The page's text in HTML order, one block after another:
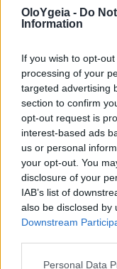
OloYgeia - Do
Information
If you wish to opt-
processing of your
targeted advertising
section to confirm
opt-out request is
interest-based ads
us or personal
your opt-out. You
disclosure of your
IAB’s list of
also be disclosed by
Downstream
Personal Data
Η έγκριση νέας
τον δρόμο για
εξατομικευμένη
επιθετικές